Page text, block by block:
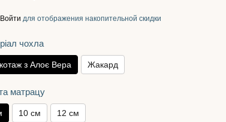
Войти для отображения накопительной скидки
чохла
з Алоє Вера Жакард
матрацу
10 см 12 см